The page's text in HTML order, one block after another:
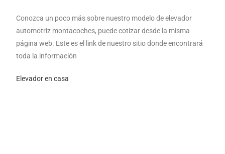
Conozca un poco más sobre nuestro modelo de elevador
automotriz montacoches, puede cotizar desde la misma
página web. Este es el link de nuestro sitio donde encontrará
toda la información
Elevador en casa